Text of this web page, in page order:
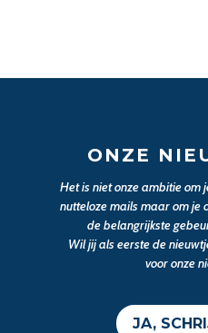
ONZE
Het is niet onze ambitie om
nutteloze mails maar om je
de belangrijkste
Wil jij als eerste de
voor onze
JA,